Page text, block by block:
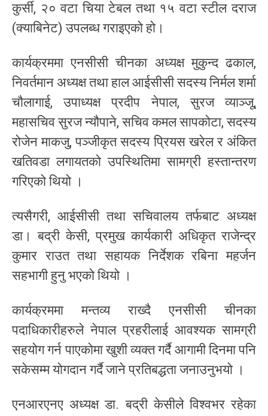
कुर्सी, २० वटा चिया टेबल तथा १५ वटा स्टील दराज
(क्याबिनेट) उपलब्ध गराइएको हो।
कार्यक्रममा एनसीसी चीनका अध्यक्ष मुकुन्द ढकाल,
निवर्तमान अध्यक्ष तथा हाल आईसीसी सदस्य निर्मल शर्मा
चौलागाई, उपाध्यक्ष प्रदीप नेपाल, सुरज व्याञ्जू,
महासचिव सुरज न्यौपाने, सचिव कमल सापकोटा, सदस्य
रोजेन माकजु, पञ्जीकृत सदस्य प्रियस खरेल र अंकित
खतिवडा लगायतको उपस्थितिमा सामग्री हस्तान्तरण
गरिएको थियो ।
त्यसैगरी, आईसीसी तथा सचिवालय तर्फबाट अध्यक्ष
डा। बद्री केसी, प्रमुख कार्यकारी अधिकृत राजेन्द्र
कुमार राउत तथा सहायक निर्देशक रबिना महर्जन
सहभागी हुनु भएको थियो ।
कार्यक्रममा मन्तव्य राख्दै एनसीसी चीनका
पदाधिकारीहरुले नेपाल प्रहरीलाई आवश्यक सामग्री
सहयोग गर्न पाएकोमा खुशी व्यक्त गर्दै आगामी दिनमा पनि
सकेसम्म योगदान गर्दै जाने प्रतिबद्धता जनाउनुभयो ।
एनआरएनए अध्यक्ष डा. बद्री केसीले विश्वभर रहेका